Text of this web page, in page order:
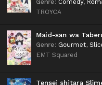
Genre: Comedy,
TROYCA
Maid-san wa
Genre: Gourmet,
EMT Squared
Tensei shitara